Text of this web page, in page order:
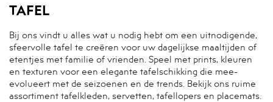
TAFEL
Bij ons vindt u alles wat u nodig hebt om een uitnodigende,
sfeervolle tafel te creëren voor uw dagelijkse maaltijden of
etentjes met familie of vrienden. Speel met prints, kleuren
en texturen voor een elegante tafelschikking die mee-
evolueert met de seizoenen en de trends. Bekijk ons ruime
assortiment tafelkleden, servetten, tafellopers en placemats.